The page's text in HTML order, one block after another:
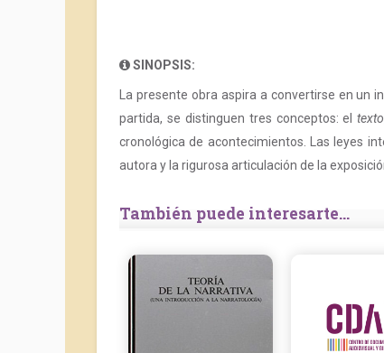
SINOPSIS:
La presente obra aspira a convertirse en
partida, se distinguen tres conceptos: eltexto
cronológica de acontecimientos. Las leyes
autora y la rigurosa articulación de la
También puede interesarte...